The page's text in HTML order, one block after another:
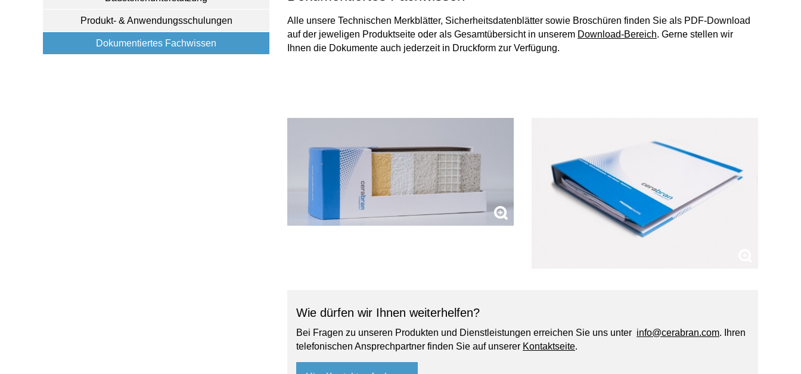
Produkt- & Anwendungsschulungen
Dokumentiertes Fachwissen
Alle unsere Technischen Merkblätter, Sicherheitsdatenblätter sowie Broschüren finden Sie als PDF-Download
auf der jeweligen Produktseite oder als Gesamtübersicht in unserem Download-Bereich. Gerne stellen wir
Ihnen die Dokumente auch jederzeit in Druckform zur Verfügung.
Wie dürfen wir Ihnen weiterhelfen?
Bei Fragen zu unseren Produkten und Dienstleistungen erreichen Sie uns unter info@cerabran.com. Ihren
telefonischen Ansprechpartner finden Sie auf unserer Kontaktseite.